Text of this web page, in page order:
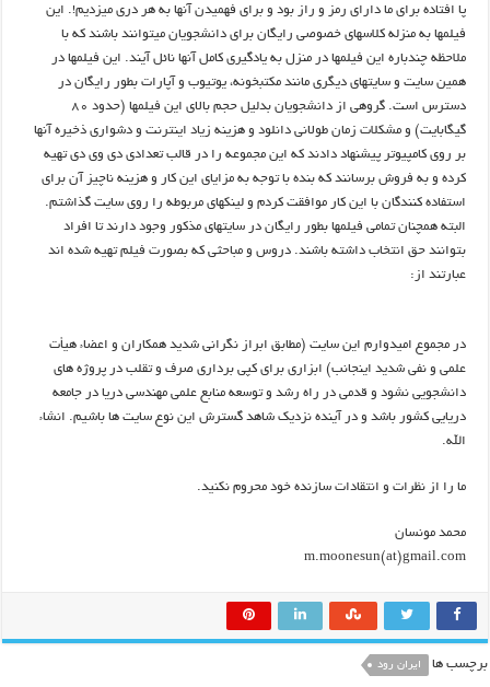
پا افتاده برای ما دارای رمز و راز بود و برای فهمیدن آنها به هر دری میزدیم!. این
فیلمها به منزله کلاسهای خصوصی رایگان برای دانشجویان میتوانند باشند که با
ملاحظه چندباره این فیلمها در منزل به یادگیری کامل آنها نائل آیند. این فیلمها در
همین سایت و سایتهای دیگری مانند مکتبخونه، یوتیوب و آپارات بطور رایگان در
دسترس است. گروهی از دانشجویان بدلیل حجم بالای این فیلمها (حدود ۸۰
گیگابایت) و مشکلات زمان طولانی دانلود و هزینه زیاد اینترنت و دشواری ذخیره آنها
بر روی کامپیوتر پیشنهاد دادند که این مجموعه را در قالب تعدادی دی وی دی تهیه
کرده و به فروش برسانند که بنده با توجه به مزایای این کار و هزینه ناچیز آن برای
استفاده کنندگان با این کار موافقت کردم و لینکهای مربوطه را روی سایت گذاشتم.
البته همچنان تمامی فیلمها بطور رایگان در سایتهای مذکور وجود دارند تا افراد
بتوانند حق انتخاب داشته باشند. دروس و مباحثی که بصورت فیلم تهیه شده اند
عبارتند از:
در مجموع اميدوارم اين سايت (مطابق ابراز نگراني شديد همکاران و اعضاء هيأت
علمي و نفي شديد اينجانب) ابزاري براي کپي­ برداري صرف و تقلب در پروژه­ هاي
دانشجويي نشود و قدمي در راه رشد و توسعه منابع علمي مهندسي دريا در جامعه
دريايي کشور باشد و در آينده نزديک شاهد گسترش اين نوع سايت­ ها باشيم. انشاء
الله.
ما را از نظرات و انتقادات سازنده خود محروم نکنيد.
محمد مونسان
m.moonesun(at)gmail.com
برچسب ها ایران رود